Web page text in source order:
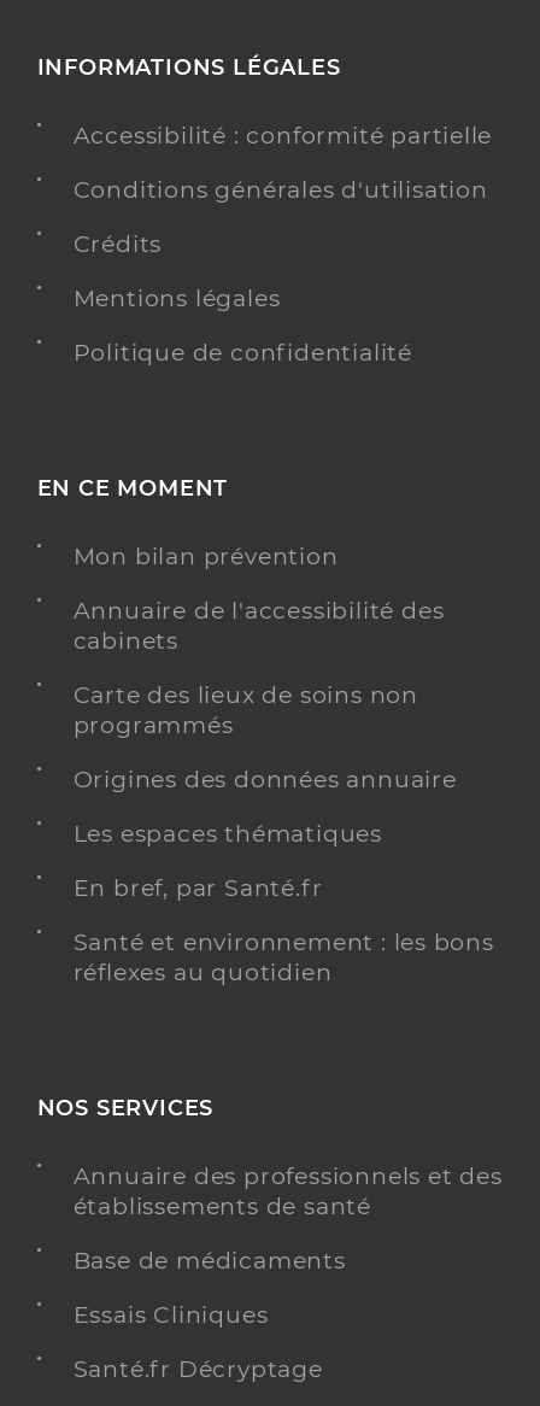
INFORMATIONS LÉGALES
Accessibilité : conformité partielle
Conditions générales d'utilisation
Crédits
Mentions légales
Politique de confidentialité
EN CE MOMENT
Mon bilan prévention
Annuaire de l'accessibilité des
cabinets
Carte des lieux de soins non
programmés
Origines des données annuaire
Les espaces thématiques
En bref, par Santé.fr
Santé et environnement : les bons
réflexes au quotidien
NOS SERVICES
Annuaire des professionnels et des
établissements de santé
Base de médicaments
Essais Cliniques
Santé.fr Décryptage